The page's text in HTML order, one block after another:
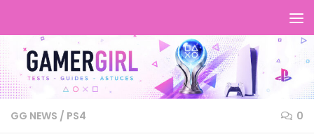
GG NEWS / PS4 0